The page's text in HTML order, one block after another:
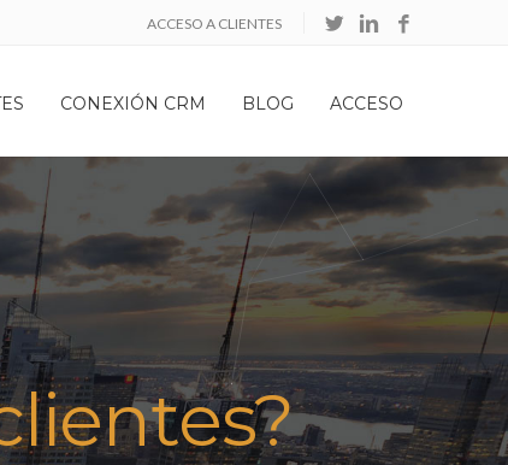
ACCESO A CLIENTES
CONEXIÓN CRM BLOG ACCESO